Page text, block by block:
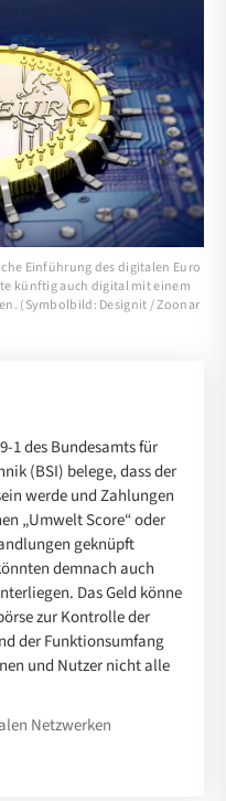
Einführung des digitalen Euro
künftig auch digital mit einem
(Symbolbild: Designit / Zoonar
1 des Bundesamts für
(BSI) belege, dass der
werde und Zahlungen
„Umwelt Score“ oder
geknüpft
demnach auch
Das Geld könne
zur Kontrolle der
der Funktionsumfang
und Nutzer nicht alle
Netzwerken